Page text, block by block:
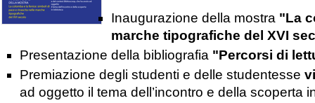
Inaugurazione della mostra "La
marche tipografiche del XVI
Presentazione della bibliografia "Percorsi di
Premiazione degli studenti e delle studentesse
ad oggetto il tema dell’incontro e della scoperta